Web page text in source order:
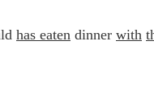
has eaten dinner with